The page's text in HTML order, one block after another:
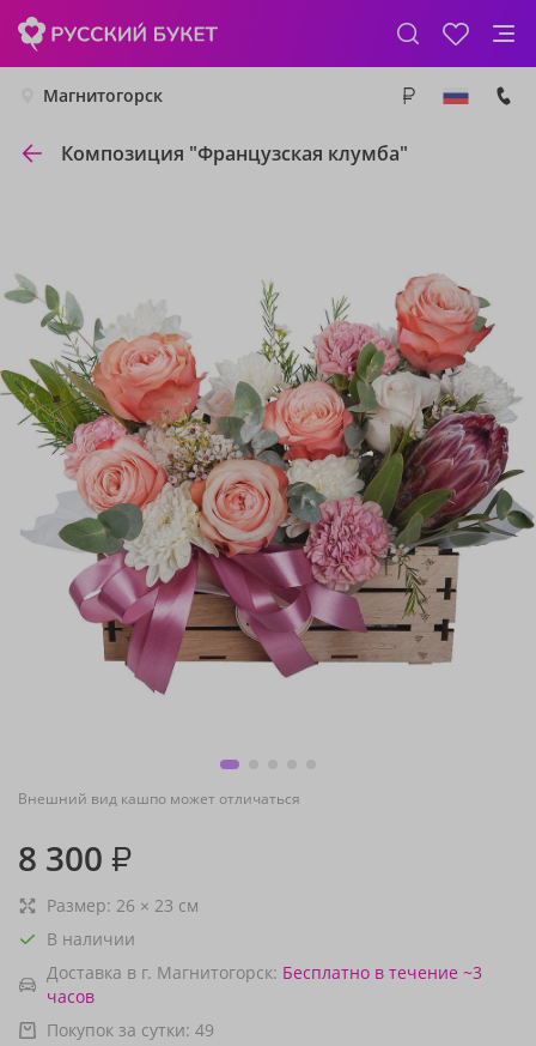
Магнитогорск
Композиция "Французская клумба"
Внешний вид кашпо может отличаться
8 300 ₽
Размер: 26 × 23 см
В наличии
Доставка в г. Магнитогорск: Бесплатно в течение ~3
часов
Покупок за сутки: 49